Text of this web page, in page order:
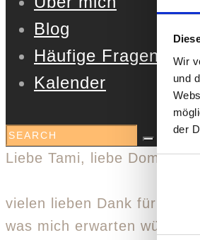
Wir
und
der
Blog
Häufige Fragen
Kalender
Liebe Tami, liebe Domi,
vielen lieben Dank für die
was mich erwarten würde.